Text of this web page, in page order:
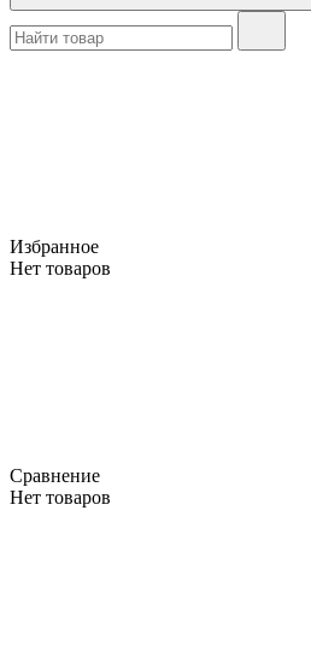
Избранное
Нет товаров
Сравнение
Нет товаров